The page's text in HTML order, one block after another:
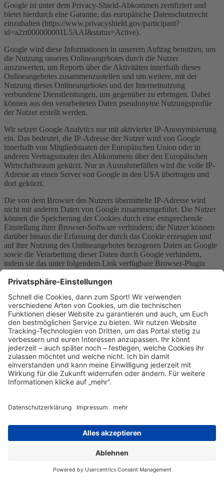
Google ist unter dem Privacy-Shield-Abkommen zertifiziert und
bietet hierdurch eine Garantie, das europäische Datenschutzrecht
einzuhalten (https://www.privacyshield.gov/participant?
id=a2zt000000001L5AAI&status=Active).
Google wird diese Informationen in unserem Auftrag benutzen, um
die Nutzung unseres Onlineangebotes durch die Nutzer
auszuwerten, um Reports über die Aktivitäten innerhalb dieses
Onlineangebotes zusammenzustellen und um weitere, mit der
Nutzung dieses Onlineangebotes und der Internetnutzung
verbundene Dienstleistungen, uns gegenüber zu erbringen. Dabei
können aus den verarbeiteten Daten pseudonyme Nutzungsprofile
der Nutzer erstellt werden.
Wir setzen Google Analytics nur mit aktivierter IP-Anonymisierung
ein. Das bedeutet, die IP-Adresse der Nutzer wird von Google
innerhalb von Mitgliedstaaten der Europäischen Union oder in
anderen Vertragsstaaten des Abkommens über den Europäischen
Wirtschaftsraum gekürzt. Nur in Ausnahmefällen wird die volle IP-
Adresse an einen Server von Google in den USA übertragen und
dort gekürzt.
Die von dem Browser des Nutzers übermittelte IP-Adresse wird
nicht mit anderen Daten von Google zusammengeführt. Die Nutzer
können die Speicherung der Cookies durch eine entsprechende
Einstellung ihrer Browser-Software verhindern; die Nutzer können
darüber hinaus die Erfassung der durch das Cookie erzeugten und
auf ihre Nutzung des Onlineangebotes bezogenen Daten an Google
sowie die Verarbeitung dieser Daten durch Google verhindern,
indem sie das unter folgendem Link verfügbare Browser-Plugin
herunterladen und installieren:
http://tools.google.com/dlpage/gaoptout?hl=de.
Weitere Informationen zur Datennutzung durch Google,
Einstellungs- und Widerspruchsmöglichkeiten, erfahren Sie in der
Datenschutzerklärung von Google
(https://policies.google.com/technologies/ads) sowie in den
Einstellungen für die Darstellung von Werbeeinblendungen durch
Google (https://adssettings.google.com/authenticated).
Die personenbezogenen Daten der Nutzer werden nach 14 Monaten
gelöscht oder anonymisiert.
Google Tag Manager
Wir verwenden den Dienst namens Google Tag Manager von
Google. "Google" ist eine Firmengruppe und besteht aus den
Barrow Street, Dublin 4, Irland sowie Google LLC, 1600
Amphitheatre Parkway, Mountain View, CA 94043, USA sowie
andere verbundene Unternehmen der Google LLC. Wir haben einen
Auftragsverarbeitungsvertrag mit Google abgeschlossen. Der
Google Tag Manager ist ein Hilfsdienst und verarbeitet selbst
personenbezogenen Daten nur zu technisch notwendigen Zwecken.